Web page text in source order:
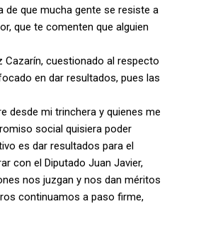
que mucha gente se resiste a
que te comenten que alguien
Cazarín, cuestionado al respecto
en dar resultados, pues las
desde mi trinchera y quienes me
social quisiera poder
es dar resultados para el
con el Diputado Juan Javier,
nos juzgan y nos dan méritos
continuamos a paso firme,